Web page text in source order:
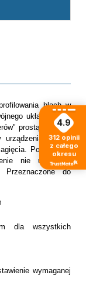
blach w
układu rolek.
prostą obsługą.
wzdłuż
Pozwala na
nie uszkadza
Przeznaczone do
dla wszystkich
wymaganej
4.9
312 opinii
z całego
okresu